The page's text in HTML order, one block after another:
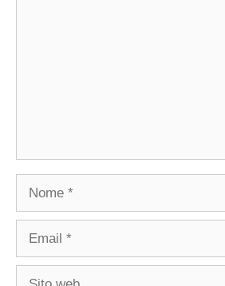
Nome
Email
Sito